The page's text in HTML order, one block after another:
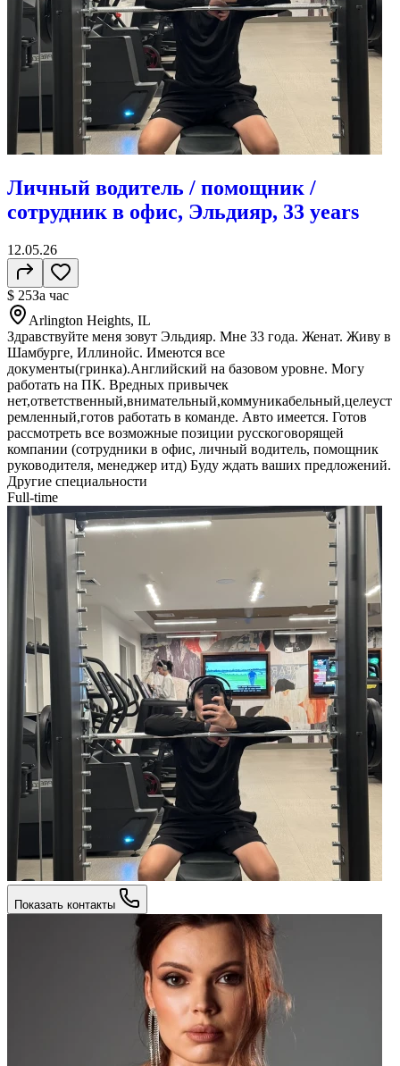
Личный водитель / помощник /
сотрудник в офис, Эльдияр, 33 years
12.05.26
$ 25За час
Arlington Heights, IL
Здравствуйте меня зовут Эльдияр. Мне 33 года. Женат. Живу в
Шамбурге, Иллинойс. Имеются все
документы(гринка).Английский на базовом уровне. Могу
работать на ПК. Вредных привычек
нет,ответственный,внимательный,коммуникабельный,целеуст
ремленный,готов работать в команде. Авто имеется. Готов
рассмотреть все возможные позиции русскоговорящей
компании (сотрудники в офис, личный водитель, помощник
руководителя, менеджер итд) Буду ждать ваших предложений.
Другие специальности
Full-time
Показать контакты